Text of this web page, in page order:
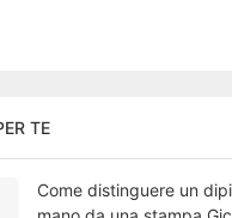
TE
Come distinguere un